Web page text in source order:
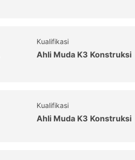
Kualifikasi
Ahli Muda K3 Konstruksi
Kualifikasi
Ahli Muda K3 Konstruksi